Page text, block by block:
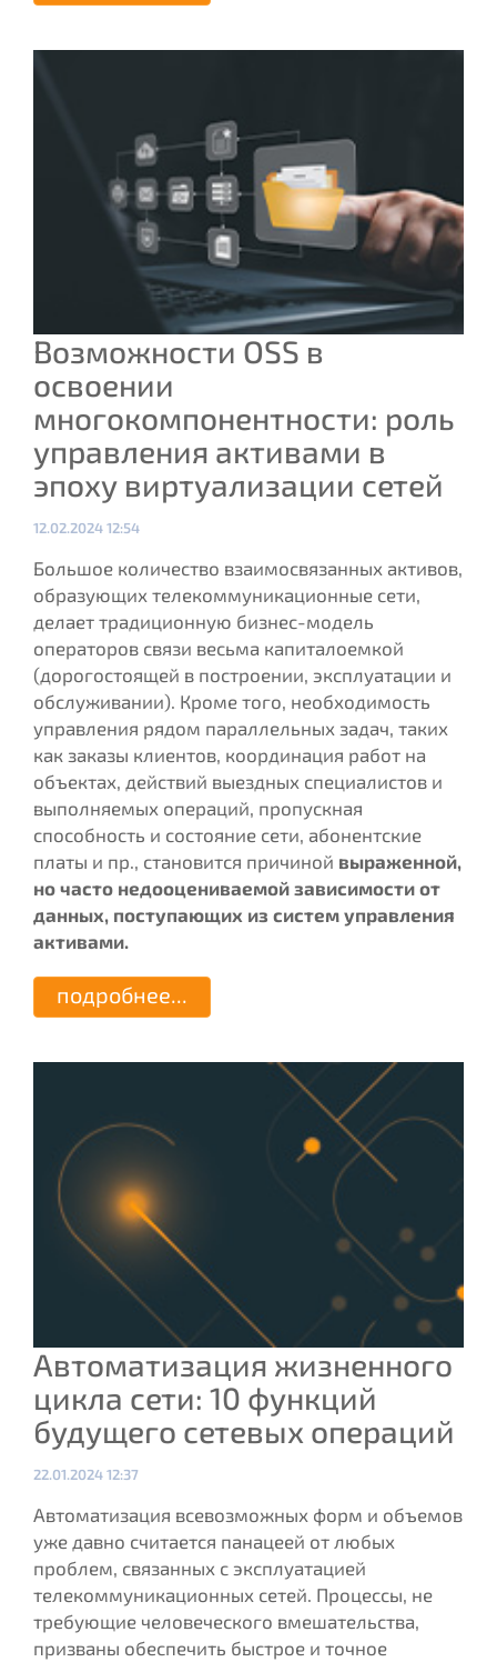
Возможности OSS в
освоении
многокомпонентности: pоль
управления активами в
эпоху виртуализации сетей
Опубликовано:
12.02.2024 12:54
Большое количество взаимосвязанных активов,
образующих телекоммуникационные сети,
делает традиционную бизнес-модель
операторов связи весьма капиталоемкой
(дорогостоящей в построении, эксплуатации и
обслуживании). Кроме того, необходимость
управления рядом параллельных задач, таких
как заказы клиентов, координация работ на
объектах, действий выездных специалистов и
выполняемых операций, пропускная
способность и состояние сети, абонентские
платы и пр., становится причиной выраженной,
но часто недооцениваемой зависимости от
данных, поступающих из систем управления
активами.
подробнее...
Автоматизация жизненного
цикла сети: 10 функций
будущего сетевых операций
Опубликовано:
22.01.2024 12:37
Автоматизация всевозможных форм и объемов
уже давно считается панацеей от любых
проблем, связанных с эксплуатацией
телекоммуникационных сетей. Процессы, не
требующие человеческого вмешательства,
призваны обеспечить быстрое и точное